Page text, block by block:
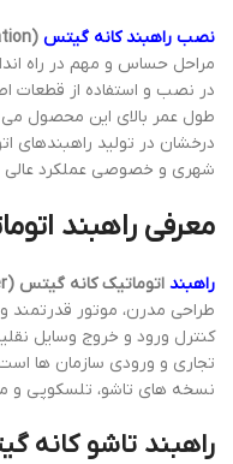
نصب راهبند کانه گیتس (Kone Gates barrier installation)
مراحل حساس و مهم در راه
در نصب و استفاده از قطعات
طول عمر بالای این محصول می
درخشان در تولید راهبندهای
شهری و خصوصی عملکرد عالی
معرفی راهبند
راهبند اتوماتیک کانه گیتس (Kone Gates automatic barrier)
طراحی مدرن، موتور قدرتمند و
کنترل ورود و خروج وسایل
تجاری و ورودی سازمان ها
نسخه های تاشو، تلسکوپی و
راهبند تاشو کانه